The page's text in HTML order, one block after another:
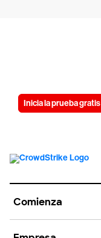
Inicia la prueba gratis
Comienza